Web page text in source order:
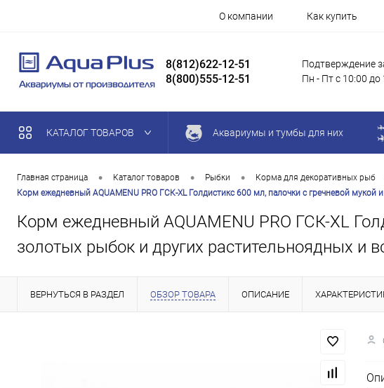
О компании Как купить
8(812)622-12-51
8(800)555-12-51
Подтверждение
Пн - Пт с 10:00 до
КАТАЛОГ ТОВАРОВ Аквариумы и тумбы для них
Главная страница • Каталог товаров • Рыбки • Корма для декоративных рыб
Корм ежедневный AQUAMENU PRO ГСК-XL Голдистикс 600 мл, палочки с гречневой
Корм ежедневный AQUAMENU PRO ГСК-XL
золотых рыбок и других растительноядных и
ВЕРНУТЬСЯ В РАЗДЕЛ ОБЗОР ТОВАРА ОПИСАНИЕ